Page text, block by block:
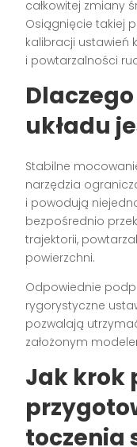
całkowitej zmiany
Osiągnięcie takiej
kalibracji ustawień
i powtarzalności
układu
Stabilne
narzędzia
i powodują
bezpośrednio
trajektorii,
powierzchni.
Odpowiednie
rygorystyczne
pozwalają
założonym
Jak krok
toczenia